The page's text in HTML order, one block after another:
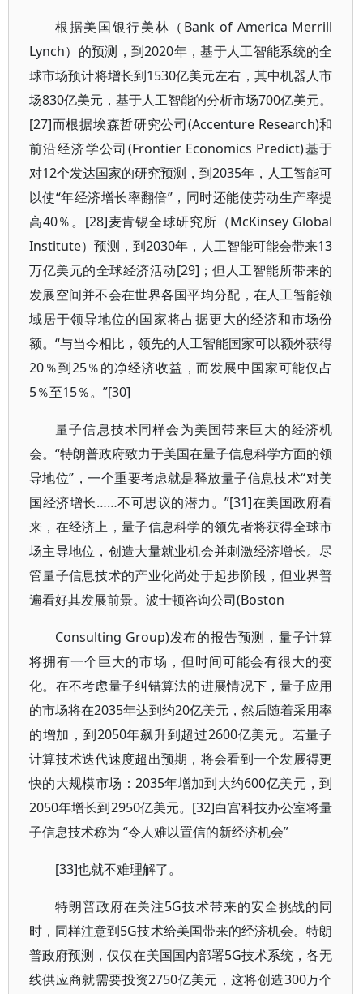
根据美国银行美林（Bank of America Merrill
Lynch）的预测，到2020年，基于人工智能系统的全
球市场预计将增长到1530亿美元左右，其中机器人市
场830亿美元，基于人工智能的分析市场700亿美元。
[27]而根据埃森哲研究公司(Accenture Research)和
前沿经济学公司(Frontier Economics Predict)基于
对12个发达国家的研究预测，到2035年，人工智能可
以使“年经济增长率翻倍”，同时还能使劳动生产率提
高40％。[28]麦肯锡全球研究所（McKinsey Global
Institute）预测，到2030年，人工智能可能会带来13
万亿美元的全球经济活动[29]；但人工智能所带来的
发展空间并不会在世界各国平均分配，在人工智能领
域居于领导地位的国家将占据更大的经济和市场份
额。“与当今相比，领先的人工智能国家可以额外获得
20％到25％的净经济收益，而发展中国家可能仅占
5％至15％。”[30]
量子信息技术同样会为美国带来巨大的经济机
会。“特朗普政府致力于美国在量子信息科学方面的领
导地位”，一个重要考虑就是释放量子信息技术“对美
国经济增长……不可思议的潜力。”[31]在美国政府看
来，在经济上，量子信息科学的领先者将获得全球市
场主导地位，创造大量就业机会并刺激经济增长。尽
管量子信息技术的产业化尚处于起步阶段，但业界普
遍看好其发展前景。波士顿咨询公司(Boston
Consulting Group)发布的报告预测，量子计算
将拥有一个巨大的市场，但时间可能会有很大的变
化。在不考虑量子纠错算法的进展情况下，量子应用
的市场将在2035年达到约20亿美元，然后随着采用率
的增加，到2050年飙升到超过2600亿美元。若量子
计算技术迭代速度超出预期，将会看到一个发展得更
快的大规模市场：2035年增加到大约600亿美元，到
2050年增长到2950亿美元。[32]白宫科技办公室将量
子信息技术称为 “令人难以置信的新经济机会”
[33]也就不难理解了。
特朗普政府在关注5G技术带来的安全挑战的同
时，同样注意到5G技术给美国带来的经济机会。特朗
普政府预测，仅仅在美国国内部署5G技术系统，各无
线供应商就需要投资2750亿美元，这将创造300万个